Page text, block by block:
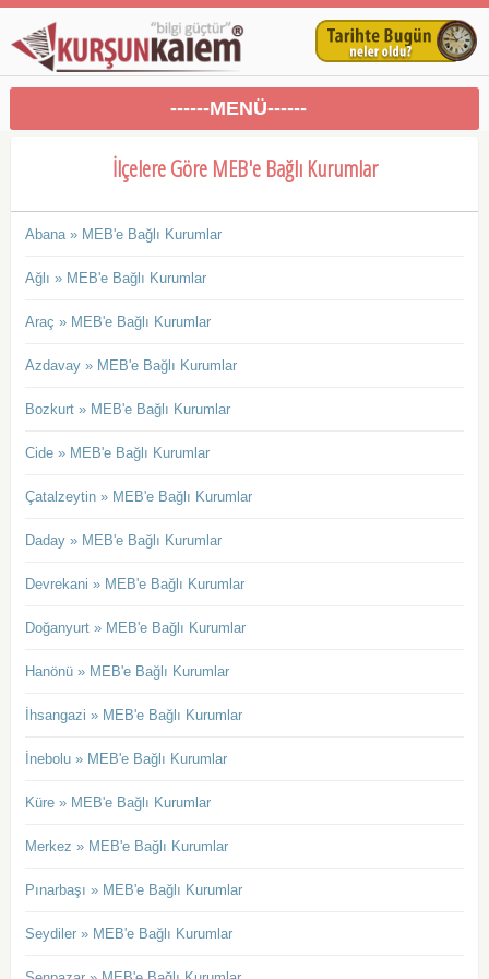
------MENÜ------
İlçelere Göre MEB'e Bağlı Kurumlar
Abana » MEB'e Bağlı Kurumlar
Ağlı » MEB'e Bağlı Kurumlar
Araç » MEB'e Bağlı Kurumlar
Azdavay » MEB'e Bağlı Kurumlar
Bozkurt » MEB'e Bağlı Kurumlar
Cide » MEB'e Bağlı Kurumlar
Çatalzeytin » MEB'e Bağlı Kurumlar
Daday » MEB'e Bağlı Kurumlar
Devrekani » MEB'e Bağlı Kurumlar
Doğanyurt » MEB'e Bağlı Kurumlar
Hanönü » MEB'e Bağlı Kurumlar
İhsangazi » MEB'e Bağlı Kurumlar
İnebolu » MEB'e Bağlı Kurumlar
Küre » MEB'e Bağlı Kurumlar
Merkez » MEB'e Bağlı Kurumlar
Pınarbaşı » MEB'e Bağlı Kurumlar
Seydiler » MEB'e Bağlı Kurumlar